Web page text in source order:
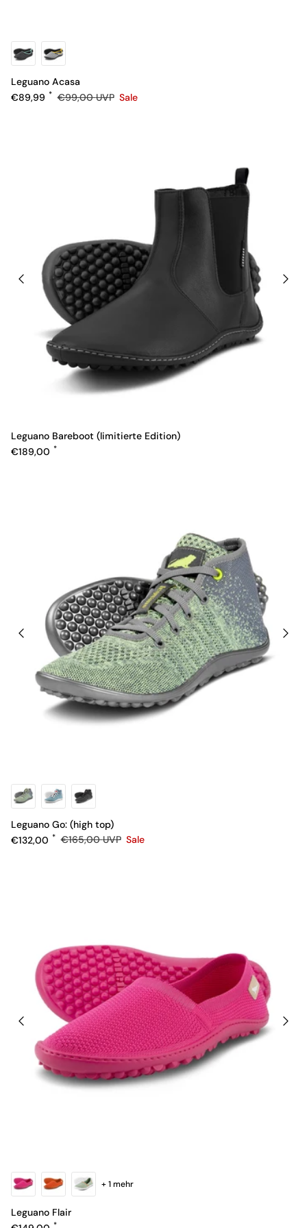
Leguano Acasa
Verkaufspreis
€89,99 Normaler Preis
€99,00UVP Sale
Leguano Bareboot (limitierte Edition)
Normaler Preis
€189,00
Leguano Go: (high top)
Verkaufspreis
€132,00 Normaler Preis
€165,00UVP Sale
Leguano Flair
+ 1 mehr